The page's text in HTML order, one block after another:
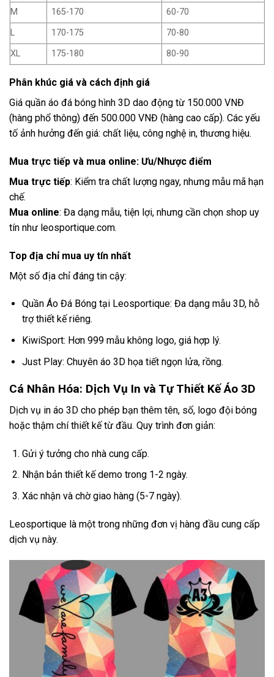
M 165-170
60-70
L
170-175
70-80
XL
175-180 80-90
Phân khúc giá và cách định giá
Giá quần áo đá bóng hình 3D dao động từ 150.000 VNĐ
(hàng phổ thông) đến 500.000 VNĐ (hàng cao cấp). Các yếu
tố ảnh hưởng đến giá: chất liệu, công nghệ in, thương hiệu.
Mua trực tiếp và mua online: Ưu/Nhược điểm
Mua trực tiếp: Kiểm tra chất lượng ngay, nhưng mẫu mã hạn
chế.
Mua online: Đa dạng mẫu, tiện lợi, nhưng cần chọn shop uy
tín như leosportique.com.
Top địa chỉ mua uy tín nhất
Một số địa chỉ đáng tin cậy:
Quần Áo Đá Bóngtại Leosportique: Đa dạng mẫu 3D, hỗ
trợ thiết kế riêng.
KiwiSport: Hơn 999 mẫu không logo, giá hợp lý.
Just Play: Chuyên áo 3D họa tiết ngọn lửa, rồng.
Cá Nhân Hóa: Dịch Vụ In và Tự Thiết Kế Áo 3D
Dịch vụ in áo 3D cho phép bạn thêm tên, số, logo đội bóng
hoặc thậm chí thiết kế từ đầu. Quy trình đơn giản:
Gửi ý tưởng cho nhà cung cấp.
Nhận bản thiết kế demo trong 1-2 ngày.
Xác nhận và chờ giao hàng (5-7 ngày).
Leosportique là một trong những đơn vị hàng đầu cung cấp
dịch vụ này.